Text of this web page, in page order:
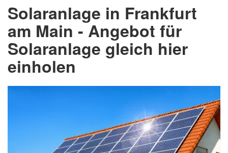
Solaranlage in Frankfurt
am Main - Angebot für
Solaranlage gleich hier
einholen